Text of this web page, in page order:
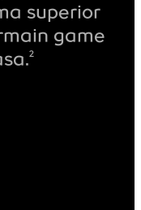
superior
game
2